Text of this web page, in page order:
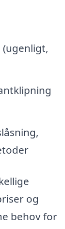
og
behov for